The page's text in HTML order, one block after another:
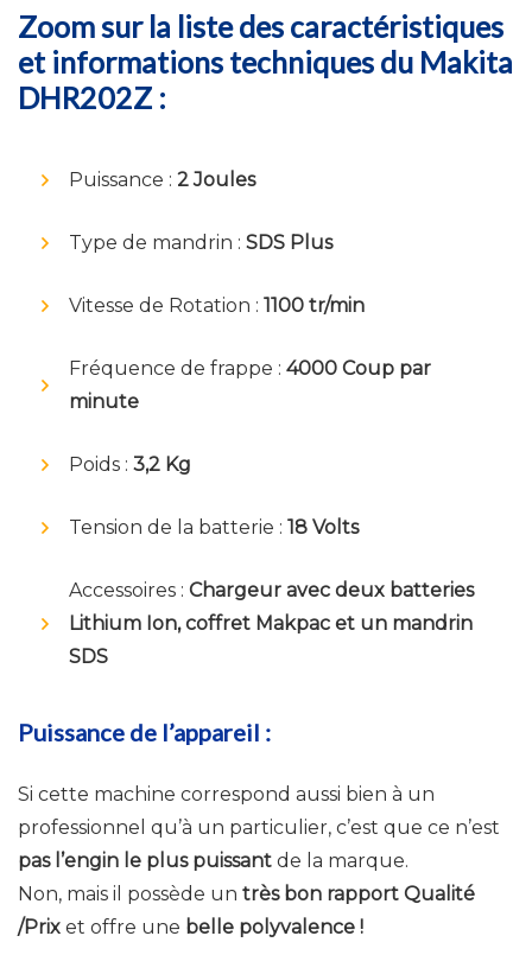
Zoom sur la liste des caractéristiques
et informations techniques du Makita
DHR202Z :
Puissance : 2 Joules
Type de mandrin : SDS Plus
Vitesse de Rotation : 1100 tr/min
Fréquence de frappe : 4000 Coup par
minute
Poids : 3,2 Kg
Tension de la batterie : 18 Volts
Accessoires : Chargeur avec deux batteries
Lithium Ion, coffret Makpac et un mandrin
SDS
Puissance de l’appareil :
Si cette machine correspond aussi bien à un
professionnel qu’à un particulier, c’est que ce n’est
pas l’engin le plus puissant de la marque.
Non, mais il possède un très bon rapport Qualité
/Prix et offre une belle polyvalence !